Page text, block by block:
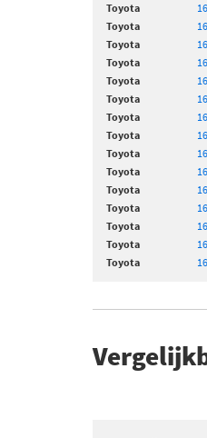
Toyota
Toyota
Toyota
Toyota
Toyota
Toyota
Toyota
Toyota
Toyota
Toyota
Toyota
Toyota
Toyota
Toyota
Toyota